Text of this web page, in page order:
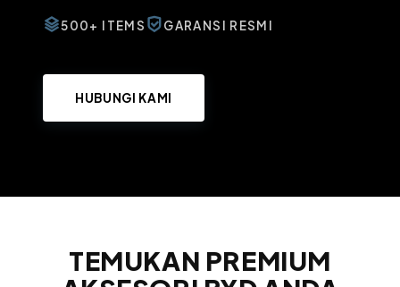
500+ ITEMS GARANSI RESMI
HUBUNGI KAMI
TEMUKAN PREMIUM